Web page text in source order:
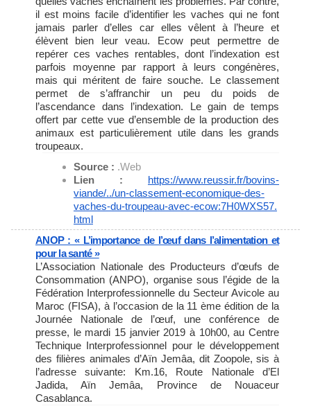
il est moins facile d’identifier les vaches qui ne font
jamais parler d’elles car elles vêlent à l’heure et
élèvent bien leur veau. Ecow peut permettre de
repérer ces vaches rentables, dont l’indexation est
parfois moyenne par rapport à leurs congénères,
mais qui méritent de faire souche. Le classement
permet de s’affranchir un peu du poids de
l’ascendance dans l’indexation. Le gain de temps
offert par cette vue d’ensemble de la production des
animaux est particulièrement utile dans les grands
troupeaux.
Source : .Web
Lien : https://www.reussir.fr/bovins-
viande/../un-classement-economique-des-
vaches-du-troupeau-avec-ecow:7H0WXS57.
html
ANOP : « L’importance de l’œuf dans l’alimentation et
pour la santé »
L’Association Nationale des Producteurs d’œufs de
Consommation (ANPO), organise sous l’égide de la
Fédération Interprofessionnelle du Secteur Avicole au
Maroc (FISA), à l’occasion de la 11 ème édition de la
Journée Nationale de l’œuf, une conférence de
presse, le mardi 15 janvier 2019 à 10h00, au Centre
Technique Interprofessionnel pour le développement
des filières animales d’Aïn Jemâa, dit Zoopole, sis à
l’adresse suivante: Km.16, Route Nationale d’El
Jadida, Aïn Jemâa, Province de Nouaceur
Casablanca.